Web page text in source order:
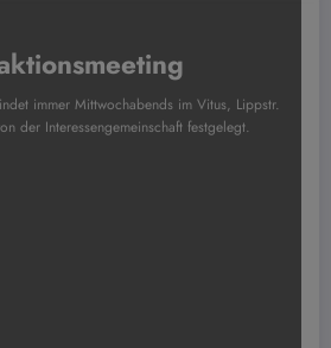
immer Mittwochabends im Vitus, Lippstr.
der Interessengemeinschaft festgelegt.